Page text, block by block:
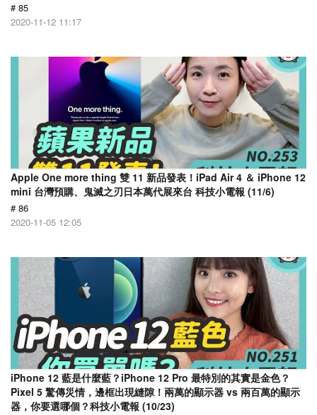
# 85
2020-11-12 11:17
Apple One more thing 雙 11 新品發表！iPad Air 4 ＆ iPhone 12
mini 台灣預購、鬼滅之刃日本萬代展來台 科技小電報 (11/6)
# 86
2020-11-05 12:05
iPhone 12 藍是什麼藍？iPhone 12 Pro 最特別的其實是金色？
Pixel 5 驚傳災情，邊框出現縫隙！兩萬的顯示器 vs 兩百萬的顯示
器，你要選哪個？科技小電報 (10/23)